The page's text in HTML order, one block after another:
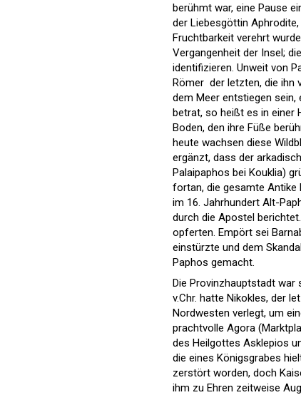
berühmt war, eine Pause
der Liebesgöttin
Fruchtbarkeit verehrt
Vergangenheit der Insel;
identifizieren. Unweit von
Römer  der letzten, die
dem Meer entstiegen sein,
betrat, so heißt es in einer
Boden, den ihre Füße
heute wachsen diese
ergänzt, dass der
Palaipaphos bei Kouklia)
fortan, die gesamte Antike
im 16. Jahrhundert Alt-
durch die Apostel
opferten. Empört sei
einstürzte und dem
Paphos gemacht.
Die Provinzhauptstadt war
v.Chr. hatte Nikokles, der
Nordwesten verlegt, um
prachtvolle Agora
des Heilgottes Asklepios
die eines Königsgrabes
zerstört worden, doch
ihm zu Ehren zeitweise